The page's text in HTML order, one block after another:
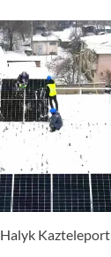
Halyk Kazteleport